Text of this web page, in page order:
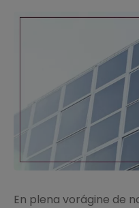
En plena vorágine de